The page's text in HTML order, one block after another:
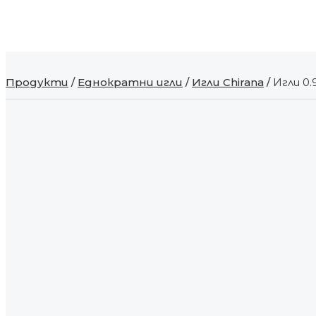
Продукти / Еднократни игли / Игли Chirana / Игли